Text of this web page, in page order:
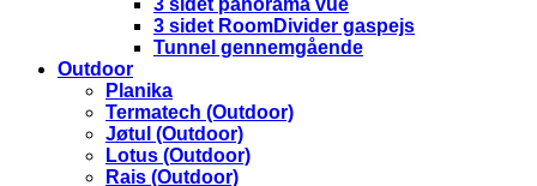
3 sidet panorama vue
3 sidet RoomDivider gaspejs
Tunnel gennemgående
Outdoor
Planika
Termatech (Outdoor)
Jøtul (Outdoor)
Lotus (Outdoor)
Rais (Outdoor)